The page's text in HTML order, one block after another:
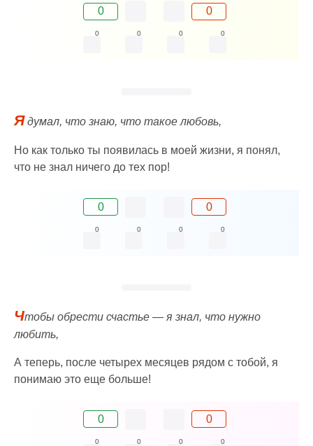
0 0
0 0 0 0
Ядумал, что знаю, что такое любовь,
Но как только ты появилась в моей жизни, я понял,
что не знал ничего до тех пор!
0 0
0 0 0 0
Чтобы обрести счастье — я знал, что нужно
любить,
А теперь, после четырех месяцев рядом с тобой, я
понимаю это еще больше!
0 0
0 0 0 0